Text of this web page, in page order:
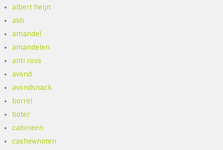
albert heijn
aldi
amandel
amandelen
anti roos
avond
avondsnack
borrel
boter
calorieen
cashewnoten